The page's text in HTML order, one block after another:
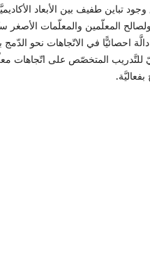
تباين طفيف بين الأبعاد
ولصالح المعلّمين والمعلّمات الأصغر
احصائيًّا في الاتّجاهات نحو الدّمج
للتَّدريب المتخصّص على اتّجاهات